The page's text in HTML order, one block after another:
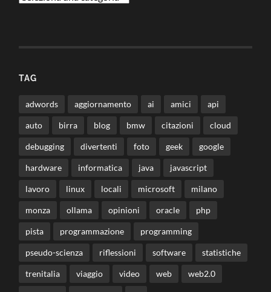
TAG
adwords aggiornamento ai amici api
auto birra blog bmw citazioni cloud
debugging divertenti foto geek google
hardware informatica java javascript
lavoro linux locali microsoft milano
monza ollama opinioni oracle php
pista programmazione programming
pseudo-scienza riflessioni software statistiche
trenitalia viaggio video web web2.0